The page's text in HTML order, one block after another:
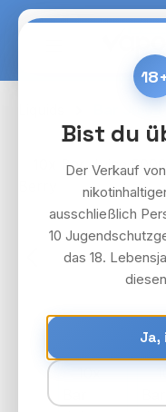
Zum Hauptinhalt
Bildergalerie
Bist du
Der Verkauf
ausschließlich
10
das 18.
Ja,